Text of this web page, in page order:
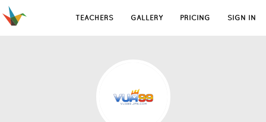
TEACHERS GALLERY PRICING SIGN IN